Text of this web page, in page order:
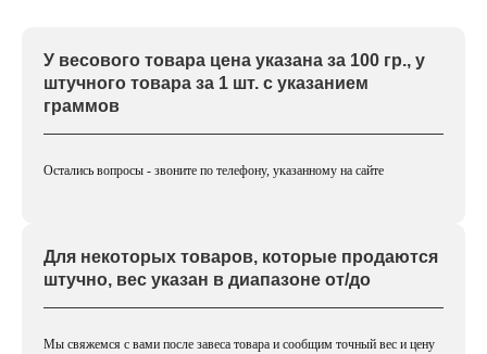
У весового товара цена указана за 100 гр., у
штучного товара за 1 шт. с указанием
граммов
Остались вопросы - звоните по телефону, указанному на сайте
Для некоторых товаров, которые продаются
штучно, вес указан в диапазоне от/до
Мы свяжемся с вами после завеса товара и сообщим точный вес и цену